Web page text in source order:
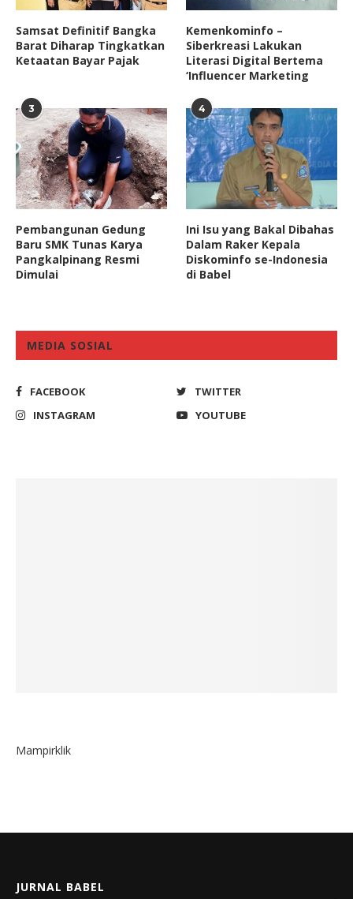
Samsat Definitif Bangka
Barat Diharap Tingkatkan
Ketaatan Bayar Pajak
Kemenkominfo –
Siberkreasi Lakukan
Literasi Digital Bertema
‘Influencer Marketing
3
Pembangunan Gedung
Baru SMK Tunas Karya
Pangkalpinang Resmi
Dimulai
4
Ini Isu yang Bakal Dibahas
Dalam Raker Kepala
Diskominfo se-Indonesia
di Babel
MEDIA SOSIAL
FACEBOOK
TWITTER
INSTAGRAM
YOUTUBE
Mampirklik
JURNAL BABEL